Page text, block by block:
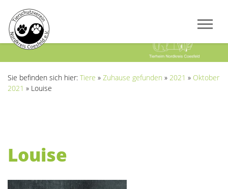
Sie befinden sich hier: Tiere » Zuhause gefunden » 2021 » Oktober
2021 » Louise
Louise